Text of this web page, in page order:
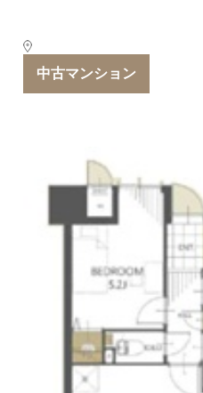
中古マンション